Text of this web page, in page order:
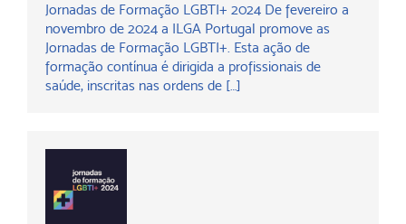
Jornadas de Formação LGBTI+ 2024 De fevereiro a
novembro de 2024 a ILGA Portugal promove as
Jornadas de Formação LGBTI+. Esta ação de
formação contínua é dirigida a profissionais de
saúde, inscritas nas ordens de […]